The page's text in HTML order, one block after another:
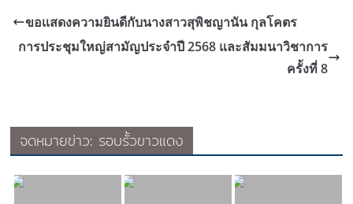
ขอเเสดงความยินดีกับนางสาวสุพิชญานัน กุลโคตร
การประชุมใหญ่สามัญประจำปี 2568 และสัมมนาวิชาการ
ครั้งที่ 8
จดหมายข่าว: รอบรั้วขาวแดง